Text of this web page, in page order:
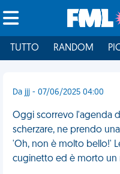
TUTTO RANDOM
Da jjj - 07/06/2025 04:00
Oggi scorrevo l'agenda
scherzare, ne prendo
'Oh, non è molto bello!'
cuginetto ed è morto un